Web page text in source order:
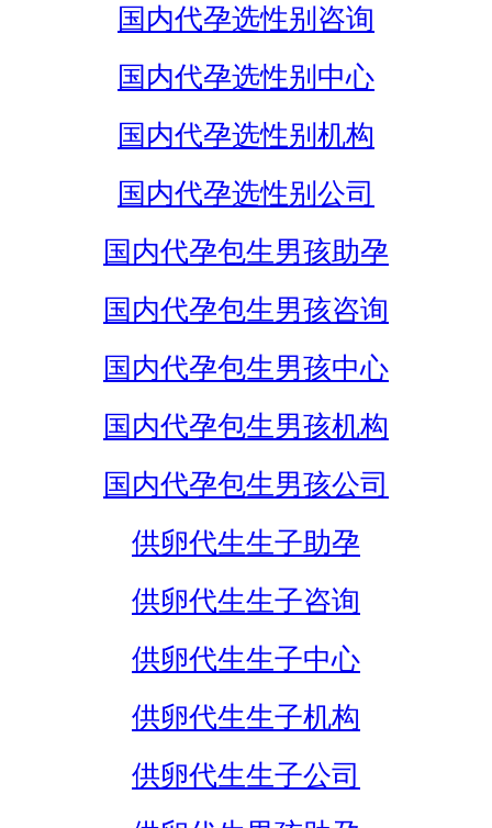
国内代孕选性别咨询
国内代孕选性别中心
国内代孕选性别机构
国内代孕选性别公司
国内代孕包生男孩助孕
国内代孕包生男孩咨询
国内代孕包生男孩中心
国内代孕包生男孩机构
国内代孕包生男孩公司
供卵代生生子助孕
供卵代生生子咨询
供卵代生生子中心
供卵代生生子机构
供卵代生生子公司